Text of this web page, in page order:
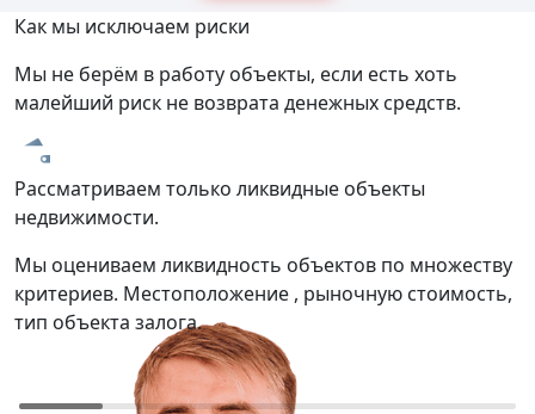
Как мы исключаем риски
Мы не берём в работу объекты, если есть хоть
малейший риск не возврата денежных средств.
Рассматриваем только ликвидные объекты
недвижимости.
Мы оцениваем ликвидность объектов по множеству
критериев. Местоположение , рыночную стоимость,
тип объекта залога.